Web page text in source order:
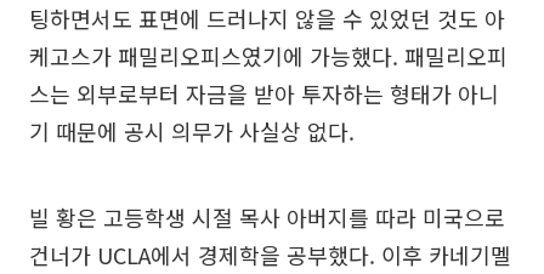
팅하면서도 표면에 드러나지 않을 수 있었던 것도 아
케고스가 패밀리오피스였기에 가능했다. 패밀리오피
스는 외부로부터 자금을 받아 투자하는 형태가 아니
기 때문에 공시 의무가 사실상 없다.
빌 황은 고등학생 시절 목사 아버지를 따라 미국으로
건너가 UCLA에서 경제학을 공부했다. 이후 카네기멜